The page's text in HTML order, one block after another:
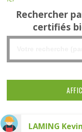
Rechercher
certifiés
LAMING Kevin